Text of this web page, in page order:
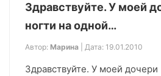
Здравствуйте. У моей
ногти на одной…
Автор: Марина | Дата: 19.01.2010
Здравствуйте. У моей дочери